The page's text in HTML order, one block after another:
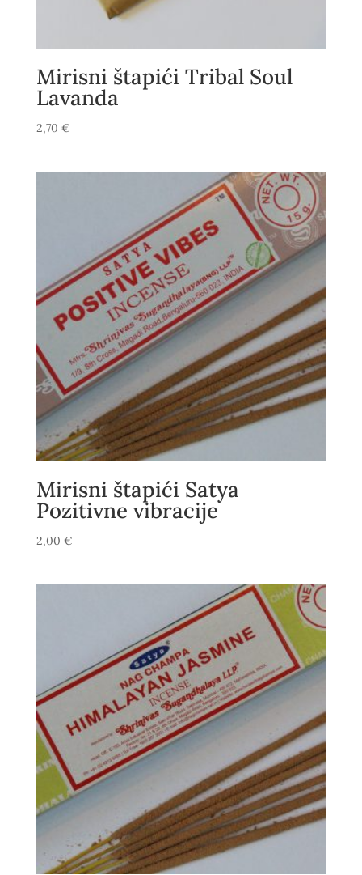
Mirisni štapići Tribal Soul
Lavanda
2,70 €
Mirisni štapići Satya
Pozitivne vibracije
2,00 €